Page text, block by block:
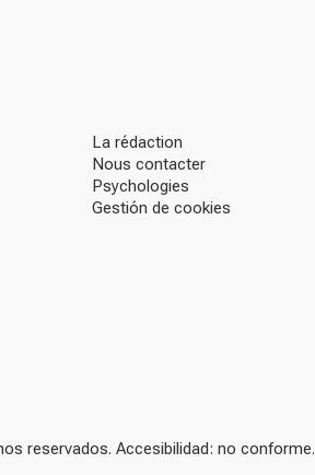
La rédaction
Nous contacter
Psychologies
Gestión de cookies
reservados. Accesibilidad: no conforme.